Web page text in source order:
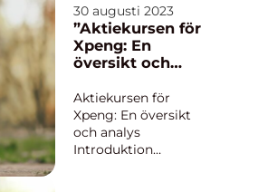
även känd som
utdelningsavkastning,
är en viktig faktor för
privatpersoner som
aktiemarknaden. I
denna artikel kommer
vi att ge en...
30 augusti 2023
”Aktiekursen för
Xpeng: En
översikt och
Aktiekursen för
Xpeng: En översikt
och analys
Introduktion